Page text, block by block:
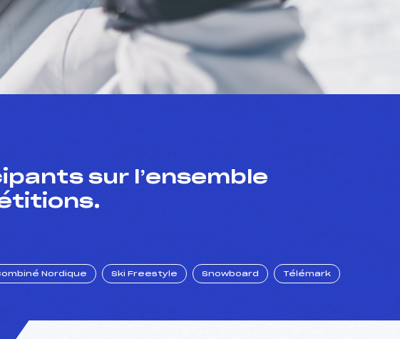
sur l’ensemble
Nordique Ski Freestyle Snowboard Télémark